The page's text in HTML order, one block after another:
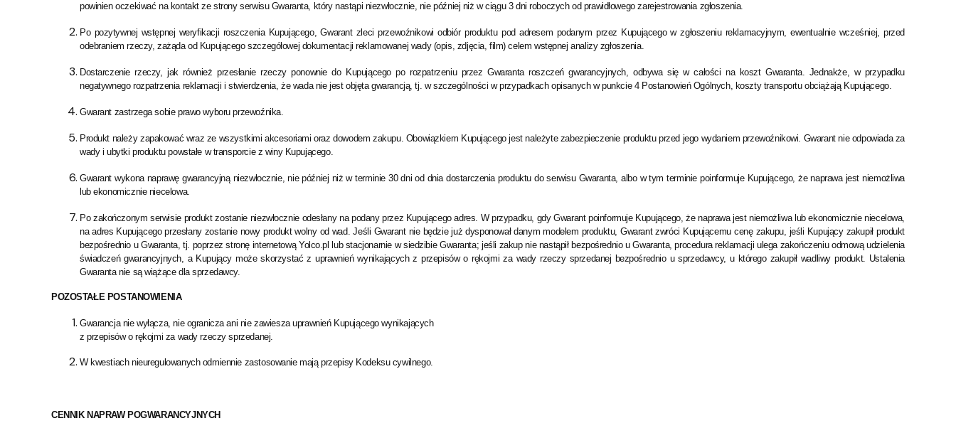
powinien oczekiwać na kontakt ze strony serwisu Gwaranta, który nastąpi niezwłocznie, nie później niż w ciągu 3 dni roboczych od prawidłowego zarejestrowania zgłoszenia.
Po pozytywnej wstępnej weryfikacji roszczenia Kupującego, Gwarant zleci przewoźnikowi odbiór produktu pod adresem podanym przez Kupującego w zgłoszeniu reklamacyjnym, ewentualnie wcześniej, przed
odebraniem rzeczy, zażąda od Kupującego szczegółowej dokumentacji reklamowanej wady (opis, zdjęcia, film) celem wstępnej analizy zgłoszenia.
Dostarczenie rzeczy, jak również przesłanie rzeczy ponownie do Kupującego po rozpatrzeniu przez Gwaranta roszczeń gwarancyjnych, odbywa się w całości na koszt Gwaranta. Jednakże, w przypadku
negatywnego rozpatrzenia reklamacji i stwierdzenia, że wada nie jest objęta gwarancją, tj. w szczególności w przypadkach opisanych w punkcie 4 Postanowień Ogólnych, koszty transportu obciążają Kupującego.
Gwarant zastrzega sobie prawo wyboru przewoźnika.
Produkt należy zapakować wraz ze wszystkimi akcesoriami oraz dowodem zakupu. Obowiązkiem Kupującego jest należyte zabezpieczenie produktu przed jego wydaniem przewoźnikowi. Gwarant nie odpowiada za
wady i ubytki produktu powstałe w transporcie z winy Kupującego.
Gwarant wykona naprawę gwarancyjną niezwłocznie, nie później niż w terminie 30 dni od dnia dostarczenia produktu do serwisu Gwaranta, albo w tym terminie poinformuje Kupującego, że naprawa jest niemożliwa
lub ekonomicznie niecelowa.
Po zakończonym serwisie produkt zostanie niezwłocznie odesłany na podany przez Kupującego adres. W przypadku, gdy Gwarant poinformuje Kupującego, że naprawa jest niemożliwa lub ekonomicznie niecelowa,
na adres Kupującego przesłany zostanie nowy produkt wolny od wad. Jeśli Gwarant nie będzie już dysponował danym modelem produktu, Gwarant zwróci Kupującemu cenę zakupu, jeśli Kupujący zakupił produkt
bezpośrednio u Gwaranta, tj. poprzez stronę internetową Yolco.pl lub stacjonarnie w siedzibie Gwaranta; jeśli zakup nie nastąpił bezpośrednio u Gwaranta, procedura reklamacji ulega zakończeniu odmową udzielenia
świadczeń gwarancyjnych, a Kupujący może skorzystać z uprawnień wynikających z przepisów o rękojmi za wady rzeczy sprzedanej bezpośrednio u sprzedawcy, u którego zakupił wadliwy produkt. Ustalenia
Gwaranta nie są wiążące dla sprzedawcy.
POZOSTAŁE POSTANOWIENIA
Gwarancja nie wyłącza, nie ogranicza ani nie zawiesza uprawnień Kupującego wynikających
z przepisów o rękojmi za wady rzeczy sprzedanej.
W kwestiach nieuregulowanych odmiennie zastosowanie mają przepisy Kodeksu cywilnego.
CENNIK NAPRAW POGWARANCYJNYCH